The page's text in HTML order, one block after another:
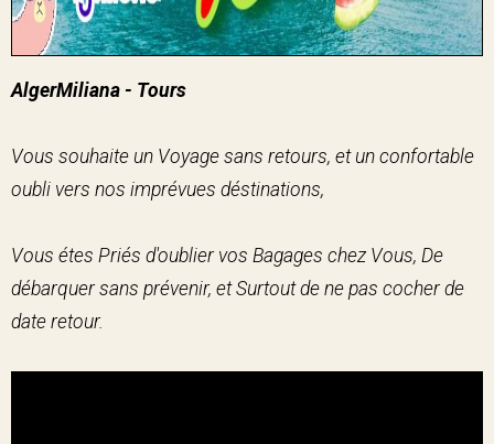
AlgerMiliana - Tours
Vous souhaite un Voyage sans retours, et un confortable
oubli vers nos imprévues déstinations,
Vous étes Priés d'oublier vos Bagages chez Vous, De
débarquer sans prévenir, et Surtout de ne pas cocher de
date retour.